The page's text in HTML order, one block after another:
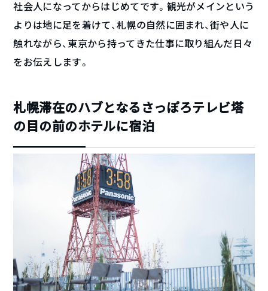
社会人になってからはじめてです。観光がメインという
よりは地に足を着けて、札幌の自然に囲まれ、街や人に
触れながら、東京から持ってきた仕事に取り組んだ日々
をお伝えします。
札幌滞在のハブとなるさっぽろテレビ塔
の目の前のホテルに宿泊